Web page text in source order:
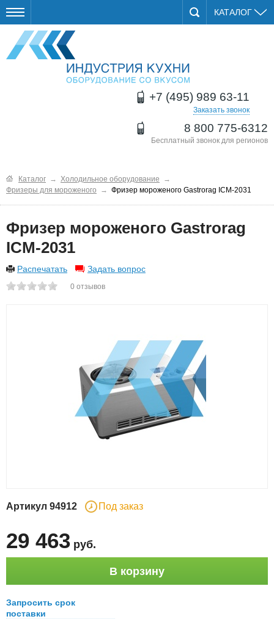
КАТАЛОГ
+7 (495) 989 63-11
Заказать звонок
8 800 775-6312
Бесплатный звонок для регионов
Каталог → Холодильное оборудование
→
Фризеры для мороженого
→ Фризер мороженого Gastrorag ICM-2031
Фризер мороженого Gastrorag
ICM-2031
Распечатать Задать вопрос
0 отзывов
Артикул 94912 Под заказ
29 463 руб.
В корзину
Запросить срок
поставки